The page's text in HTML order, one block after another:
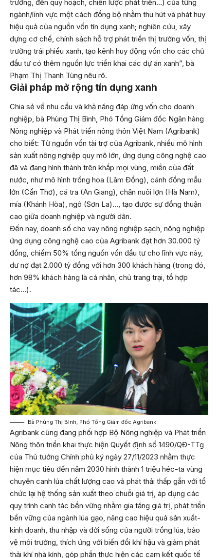
trường, đến quy hoạch, chiến lược phát triển…) của từng
ngành/lĩnh vực một cách đồng bộ nhằm thu hút và phát huy
hiệu quả của nguồn vốn tín dụng xanh; nghiên cứu, xây
dựng cơ chế, chính sách hỗ trợ phát triển thị trường vốn, thị
trường trái phiếu xanh, tạo kênh huy động vốn cho các chủ
đầu tư có thêm nguồn lực triển khai các dự án xanh”, bà
Phạm Thị Thanh Tùng nêu rõ.
Giải pháp mở rộng tín dụng xanh
Chia sẻ về nhu cầu và khả năng đáp ứng vốn cho doanh
nghiệp, bà Phùng Thị Bình, Phó Tổng Giám đốc Ngân hàng
Nông nghiệp và Phát triển nông thôn Việt Nam (Agribank)
cho biết: Từ nguồn vốn tài trợ của Agribank, nhiều mô hình
sản xuất nông nghiệp quy mô lớn, ứng dụng công nghệ cao
đã và đang hình thành trên khắp mọi vùng, miền của đất
nước, như mô hình trồng hoa (Lâm Đồng), cánh đồng mẫu
lớn (Cần Thơ), cá tra (An Giang), chăn nuôi lợn (Hà Nam),
mía (Khánh Hòa), ngô (Sơn La)…, tạo được sự đồng thuận
cao giữa doanh nghiệp và người dân.
Đến nay, doanh số cho vay nông nghiệp sạch, nông nghiệp
ứng dụng công nghệ cao của Agribank đạt hơn 30.000 tỷ
đồng, chiếm 50% tổng nguồn vốn đầu tư cho lĩnh vực này,
dư nợ đạt 2.000 tỷ đồng với hơn 300 khách hàng (trong đó,
hơn 98% khách hàng là cá nhân, chủ trang trại, tổ hợp
tác…).
Bà Phùng Thị Bình, Phó Tổng Giám đốc Agribank.
Agribank cũng đang phối hợp Bộ Nông nghiệp và Phát triển
Nông thôn triển khai thực hiện Quyết định số 1490/QĐ-TTg
của Thủ tướng Chính phủ ký ngày 27/11/2023 nhằm thực
hiện mục tiêu đến năm 2030 hình thành 1 triệu héc-ta vùng
chuyên canh lúa chất lượng cao và phát thải thấp gắn với tổ
chức lại hệ thống sản xuất theo chuỗi giá trị, áp dụng các
quy trình canh tác bền vững nhằm gia tăng giá trị, phát triển
bền vững của ngành lúa gạo, nâng cao hiệu quả sản xuất-
kinh doanh, thu nhập và đời sống của người trồng lúa, bảo
vệ môi trường, thích ứng với biến đổi khí hậu và giảm phát
thải khí nhà kính, góp phần thực hiện các cam kết quốc tế